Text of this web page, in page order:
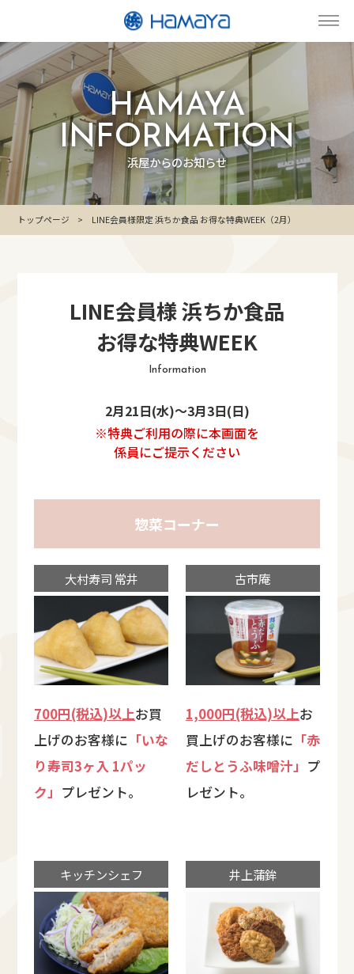
HAMAYA
INFORMATION
浜屋からのお知らせ
トップページ LINE会員様限定 浜ちか食品 お得な特典WEEK（2月）
LINE会員様 浜ちか食品
お得な特典WEEK
Information
2月21日(水)～3月3日(日)
※特典ご利用の際に本画面を
係員にご提示ください
惣菜コーナー
大村寿司 常井
700円(税込)以上お買
上げのお客様に 「いな
り寿司3ヶ入 1パッ
ク」 プレゼント。
古市庵
1,000円(税込)以上お
買上げのお客様に 「赤
だしとうふ味噌汁」 プ
レゼント。
キッチンシェフ 井上蒲鉾